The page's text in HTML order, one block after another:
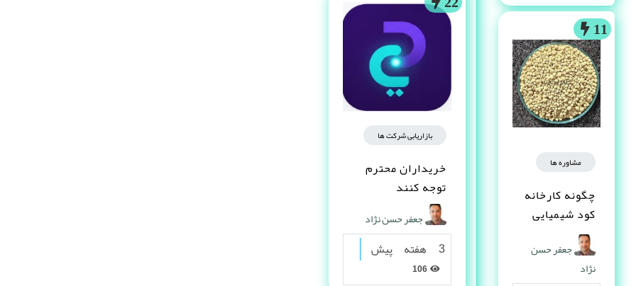
11
مشاوره ها
چگونه کارخانه
کود شیمیایی
تاسیس کنم ؟
جعفر حسن
نژاد
بازاریابی شرکت ها
خریداران محترم
توجه کنند
جعفر حسن نژاد
3 هفته پیش